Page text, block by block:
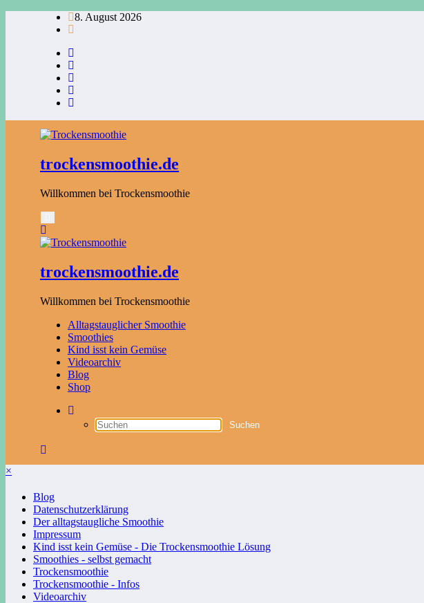
8. August 2026
trockensmoothie.de
Willkommen bei Trockensmoothie
trockensmoothie.de
Willkommen bei Trockensmoothie
Alltagstauglicher Smoothie
Smoothies
Kind isst kein Gemüse
Videoarchiv
Blog
Shop
×
Blog
Datenschutzerklärung
Der alltagstaugliche Smoothie
Impressum
Kind isst kein Gemüse - Die Trockensmoothie Lösung
Smoothies - selbst gemacht
Trockensmoothie
Trockensmoothie - Infos
Videoarchiv